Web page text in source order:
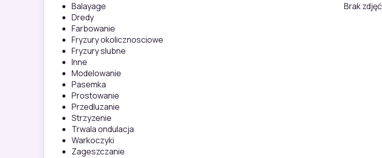
Balayage
Dredy
Farbowanie
Fryzury okolicznosciowe
Fryzury slubne
Inne
Modelowanie
Pasemka
Prostowanie
Przedluzanie
Strzyzenie
Trwala ondulacja
Warkoczyki
Zageszczanie
Brak